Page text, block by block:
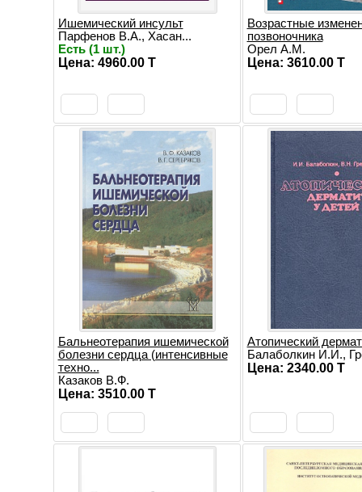
Ишемический инсульт
Парфенов В.А., Хасан...
Есть (1 шт.)
Цена: 4960.00 T
Возрастные
позвоночника
Орел А.М.
Цена: 3610.00 T
Бальнеотерапия ишемической
болезни сердца (интенсивные
техно...
Казаков В.Ф.
Цена: 3510.00 T
Атопический
Балаболкин И.И.,
Цена: 2340.00 T